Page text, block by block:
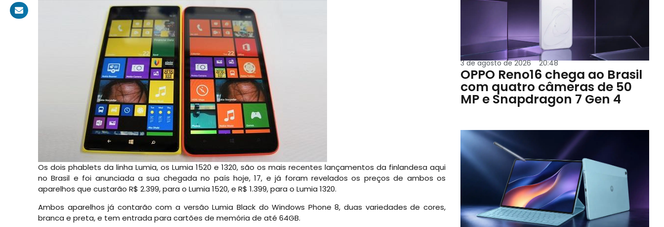
Os dois phablets da linha Lumia, os Lumia 1520 e 1320, são os mais recentes lançamentos da finlandesa aqui
no Brasil e foi anunciada a sua chegada no país hoje, 17, e já foram revelados os preços de ambos os
aparelhos que custarão R$ 2.399, para o Lumia 1520, e R$ 1.399, para o Lumia 1320.
Ambos aparelhos já contarão com a versão Lumia Black do Windows Phone 8, duas variedades de cores,
branca e preta, e tem entrada para cartões de memória de até 64GB.
3 de agosto de 2026 20:48
OPPO Reno16 chega ao Brasil
com quatro câmeras de 50
MP e Snapdragon 7 Gen 4